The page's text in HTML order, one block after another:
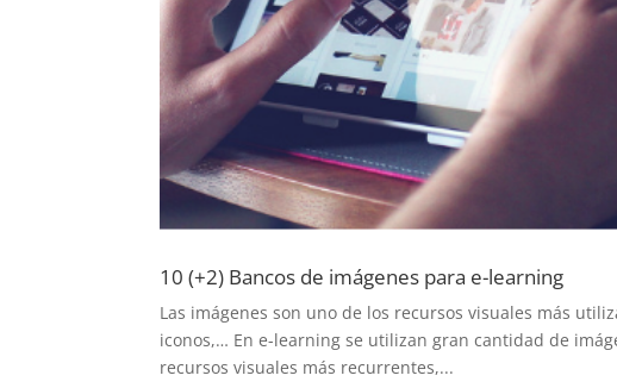
10 (+2) Bancos de imágenes para e-learning
Las imágenes son uno de los recursos visuales más
iconos,… En e-learning se utilizan gran cantidad de
recursos visuales más recurrentes,...